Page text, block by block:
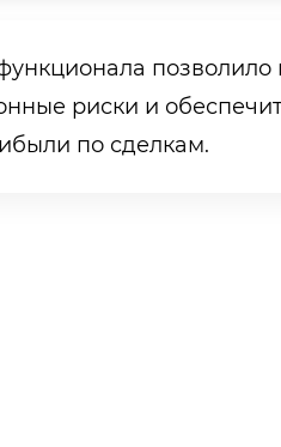
позволило
риски и
по сделкам.